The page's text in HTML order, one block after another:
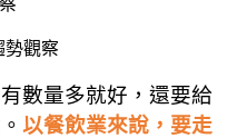
數量多就好，還要給
以餐飲業來說，要走